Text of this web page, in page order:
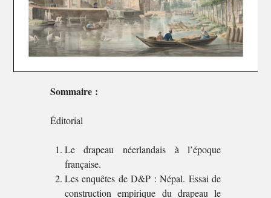
Sommaire :
Éditorial
Le drapeau néerlandais à l’époque
française.
Les enquêtes de D&P : Népal. Essai de
construction empirique du drapeau le